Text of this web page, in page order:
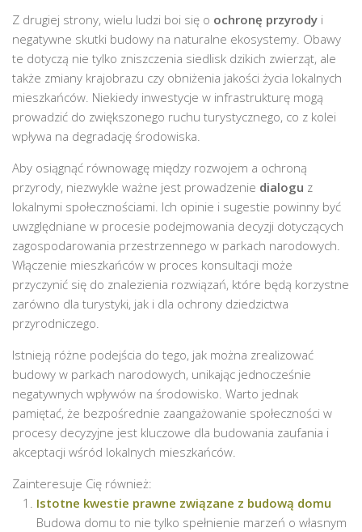
Z drugiej strony, wielu ludzi boi się o ochronę przyrody i
negatywne skutki budowy na naturalne ekosystemy. Obawy
te dotyczą nie tylko zniszczenia siedlisk dzikich zwierząt, ale
także zmiany krajobrazu czy obniżenia jakości życia lokalnych
mieszkańców. Niekiedy inwestycje w infrastrukturę mogą
prowadzić do zwiększonego ruchu turystycznego, co z kolei
wpływa na degradację środowiska.
Aby osiągnąć równowagę między rozwojem a ochroną
przyrody, niezwykle ważne jest prowadzenie dialogu z
lokalnymi społecznościami. Ich opinie i sugestie powinny być
uwzględniane w procesie podejmowania decyzji dotyczących
zagospodarowania przestrzennego w parkach narodowych.
Włączenie mieszkańców w proces konsultacji może
przyczynić się do znalezienia rozwiązań, które będą korzystne
zarówno dla turystyki, jak i dla ochrony dziedzictwa
przyrodniczego.
Istnieją różne podejścia do tego, jak można zrealizować
budowy w parkach narodowych, unikając jednocześnie
negatywnych wpływów na środowisko. Warto jednak
pamiętać, że bezpośrednie zaangażowanie społeczności w
procesy decyzyjne jest kluczowe dla budowania zaufania i
akceptacji wśród lokalnych mieszkańców.
Zainteresuje Cię również:
Istotne kwestie prawne związane z budową domu
Budowa domu to nie tylko spełnienie marzeń o własnym